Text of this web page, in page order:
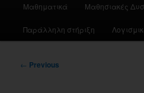
Μαθηματικά Μαθησιακές
Παράλληλη στήριξη
Post
← Previous